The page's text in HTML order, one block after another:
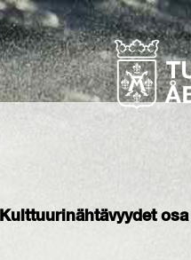
Kulttuurinähtävyydet osa I